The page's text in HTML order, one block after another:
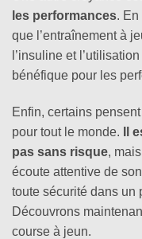
les performances.
que l’entraînement à
l’insuline et
bénéfique pour les
Enfin, certains
pour tout le monde.
Il
pas sans risque,
écoute attentive de
toute sécurité dans un
Découvrons
course à jeun.